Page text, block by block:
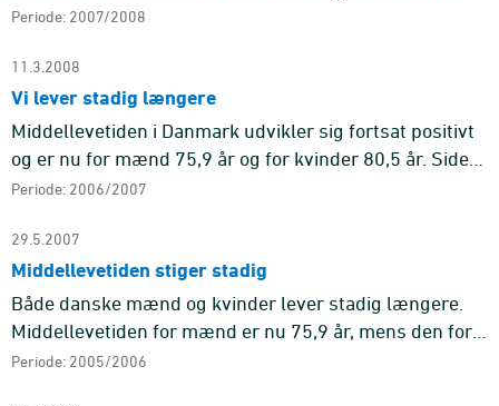
80,99 år, mens mændene når op på 76,66 år.
Periode: 2007/2008
11.3.2008
Vi lever stadig længere
Middellevetiden i Danmark udvikler sig fortsat positivt
og er nu for mænd 75,9 år og for kvinder 80,5 år. Siden
Periode: 2006/2007
29.5.2007
Middellevetiden stiger stadig
Både danske mænd og kvinder lever stadig længere.
Middellevetiden for mænd er nu 75,9 år, mens den for
kvinder er 80,4 år. Siden sidste år er der tale om en
Periode: 2005/2006